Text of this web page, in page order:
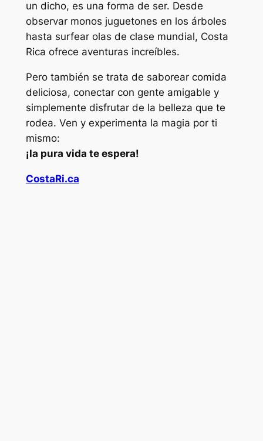
un dicho, es una forma de ser. Desde
observar monos juguetones en los árboles
hasta surfear olas de clase mundial, Costa
Rica ofrece aventuras increíbles.
Pero también se trata de saborear comida
deliciosa, conectar con gente amigable y
simplemente disfrutar de la belleza que te
rodea. Ven y experimenta la magia por ti
mismo:
¡la pura vida te espera!
CostaRi.ca